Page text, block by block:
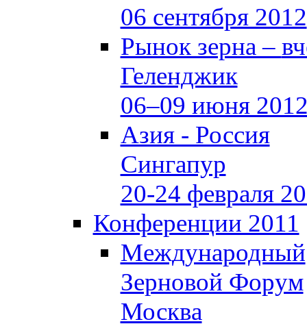
06 сентября 2012
Рынок зерна –
Геленджик
06–09 июня
Азия - Россия
Сингапур
20-24 февраля
Конференции 2011
Международный
Зерновой Форум
Москва